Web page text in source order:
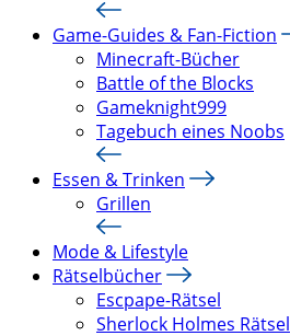
Game-Guides & Fan-Fiction
Minecraft-Bücher
Battle of the Blocks
Gameknight999
Tagebuch eines Noobs
Essen & Trinken
Grillen
Mode & Lifestyle
Rätselbücher
Escpape-Rätsel
Sherlock Holmes Rätsel